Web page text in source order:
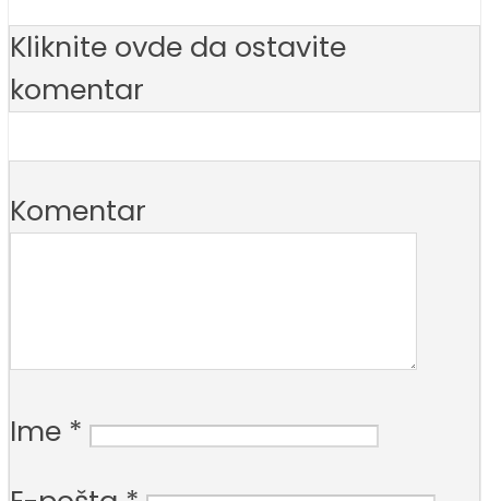
Kliknite ovde da ostavite
komentar
Komentar
Ime *